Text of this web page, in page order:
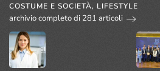
COSTUME E SOCIETÀ, LIFESTYLE
archivio completo di 281 articoli